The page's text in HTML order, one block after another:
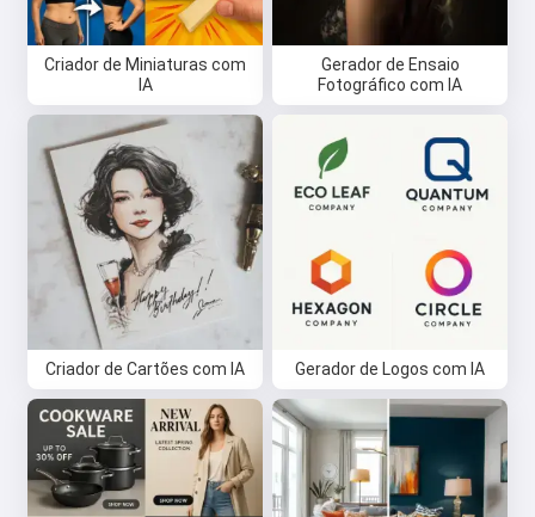
Criador de Miniaturas com
IA
Gerador de Ensaio
Fotográfico com IA
Criador de Cartões com IA Gerador de Logos com IA